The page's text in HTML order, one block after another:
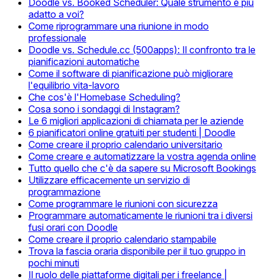
adatto a voi?
Come riprogrammare una riunione in modo
professionale
Doodle vs. Schedule.cc (500apps): Il confronto tra le
pianificazioni automatiche
Come il software di pianificazione può migliorare
l'equilibrio vita-lavoro
Che cos'è l'Homebase Scheduling?
Cosa sono i sondaggi di Instagram?
Le 6 migliori applicazioni di chiamata per le aziende
6 pianificatori online gratuiti per studenti | Doodle
Come creare il proprio calendario universitario
Come creare e automatizzare la vostra agenda online
Tutto quello che c'è da sapere su Microsoft Bookings
Utilizzare efficacemente un servizio di
programmazione
Come programmare le riunioni con sicurezza
Programmare automaticamente le riunioni tra i diversi
fusi orari con Doodle
Come creare il proprio calendario stampabile
Trova la fascia oraria disponibile per il tuo gruppo in
pochi minuti
Il ruolo delle piattaforme digitali per i freelance |